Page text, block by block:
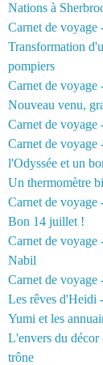
Nations à
Carnet de voyage
Transformation
pompiers
Carnet de voyage
Nouveau venu,
Carnet de voyage
Carnet de voyage
l'Odyssée et un
Un thermomètre
Carnet de voyage
Bon 14 juillet !
Carnet de voyage
Nabil
Carnet de
Les rêves d'Heidi
Yumi et les
L'envers du décor
trône